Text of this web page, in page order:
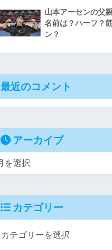
山本アーセンの父
名前は？ハーフ？
ン？
最近のコメント
アーカイブ
カテゴリー